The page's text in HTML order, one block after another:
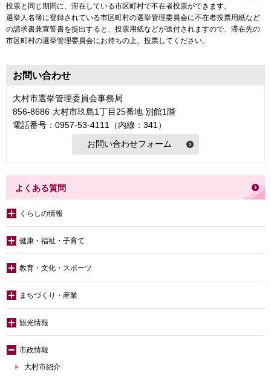
投票と同じ期間に、滞在している市区町村で不在者投票ができます。
選挙人名簿に登録されている市区町村の選挙管理委員会に不在者投票用紙など
の請求書兼宣誓書を提出すると、投票用紙などが送付されますので、滞在先の
市区町村の選挙管理委員会にお持ちの上、投票してください。
お問い合わせ
大村市選挙管理委員会事務局
856-8686 大村市玖島1丁目25番地 別館1階
電話番号：0957-53-4111（内線：341）
よくある質問
くらしの情報
健康・福祉・子育て
教育・文化・スポーツ
まちづくり・産業
観光情報
市政情報
大村市紹介